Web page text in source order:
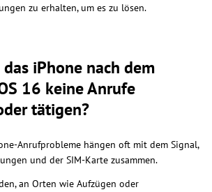
zu erhalten, um es zu lösen.
iPhone nach dem
16 keine Anrufe
tätigen?
Anrufprobleme hängen oft mit dem Signal,
und der SIM-Karte zusammen.
an Orten wie Aufzügen oder